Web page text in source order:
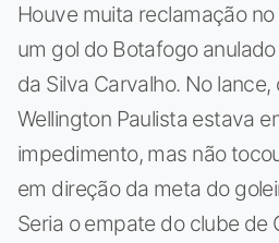
Houve muita reclamação
um gol do Botafogo
da Silva Carvalho. No
Wellington Paulista estava
impedimento, mas não
em direção da meta do
Seria o empate do clube de